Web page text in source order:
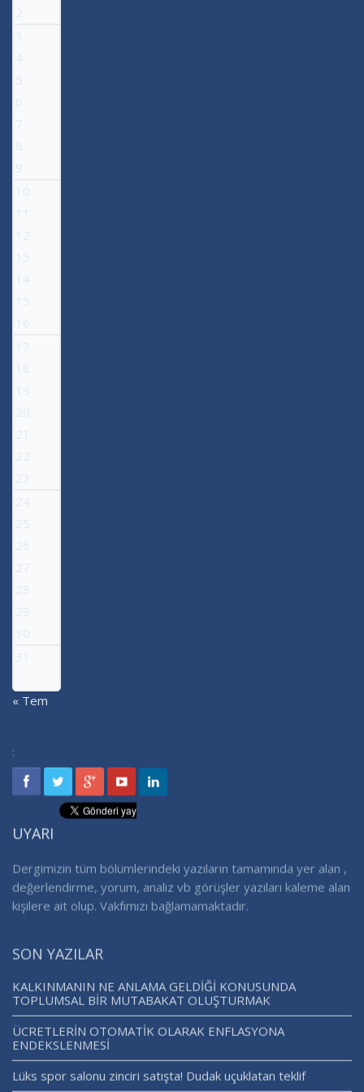
2
3
4
5
6
7
8
9
10
11
12
13
14
15
16
17
18
19
20
21
22
23
24
25
26
27
28
29
30
31
« Tem
:
UYARI
Dergimizin tüm bölümlerindeki yazıların tamamında yer alan ,
değerlendirme, yorum, analiz vb görüşler yazıları kaleme alan
kişilere ait olup. Vakfımızı bağlamamaktadır.
SON YAZILAR
KALKINMANIN NE ANLAMA GELDİĞİ KONUSUNDA
TOPLUMSAL BİR MUTABAKAT OLUŞTURMAK
ÜCRETLERİN OTOMATİK OLARAK ENFLASYONA
ENDEKSLENMESİ
Lüks spor salonu zinciri satışta! Dudak uçuklatan teklif